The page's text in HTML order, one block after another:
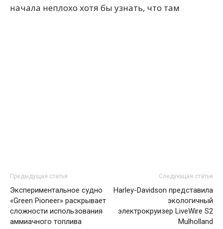
начала неплохо хотя бы узнать, что там
Предыдущая статья
Экспериментальное судно
«Green Pioneer» раскрывает
сложности использования
аммиачного топлива
Следующая статья
Harley-Davidson представила
экологичный
электрокруизер LiveWire S2
Mulholland